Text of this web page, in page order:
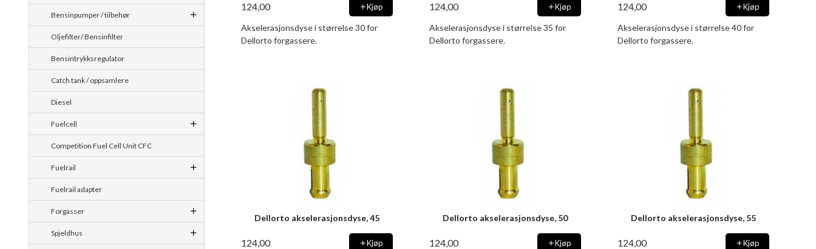
Bensinpumper / tilbehør
Oljefilter/ Bensinfilter
Bensintrykksregulator
Catch tank / oppsamlere
Diesel
Fuelcell
Competition Fuel Cell Unit CFC
Fuelrail
Fuelrail adapter
Forgasser
Spjeldhus
124,00 Kjøp
Akselerasjonsdyse i størrelse 30 for
Dellorto forgassere.
124,00 Kjøp
Akselerasjonsdyse i størrelse 35 for
Dellorto forgassere.
124,00 Kjøp
Akselerasjonsdyse i størrelse 40 for
Dellorto forgassere.
Dellorto akselerasjonsdyse, 45
124,00 Kjøp
Dellorto akselerasjonsdyse, 50
124,00 Kjøp
Dellorto akselerasjonsdyse, 55
124,00 Kjøp